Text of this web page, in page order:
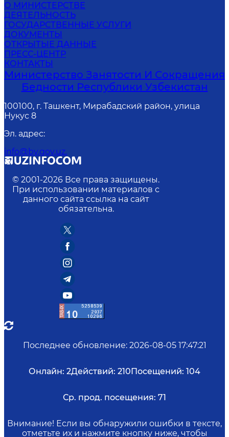
О МИНИСТЕРСТВЕ
ДЕЯТЕЛЬНОСТЬ
ГОСУДАРСТВЕННЫЕ УСЛУГИ
ДОКУМЕНТЫ
ОТКРЫТЫЕ ДАННЫЕ
ПРЕСС-ЦЕНТР
КОНТАКТЫ
Министерство Занятости И Сокращения
Бедности Республики Узбекистан
100100, г. Ташкент, Мирабадский район, улица
Нукус 8
Эл. адрес:
info@bv.gov.uz.
© 2001-2026 Все права защищены.
При использовании материалов с
данного сайта ссылка на сайт
обязательна.
Последнее обновление: 2026-08-05 17:47:21
Онлайн: 2Действий: 210Посещений: 104
Ср. прод. посещения: 71
Внимание! Если вы обнаружили ошибки в тексте,
отметьте их и нажмите кнопку ниже, чтобы